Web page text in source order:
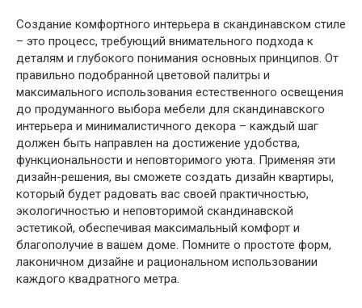
Создание комфортного интерьера в скандинавском стиле
– это процесс, требующий внимательного подхода к
деталям и глубокого понимания основных принципов. От
правильно подобранной цветовой палитры и
максимального использования естественного освещения
до продуманного выбора мебели для скандинавского
интерьера и минималистичного декора – каждый шаг
должен быть направлен на достижение удобства,
функциональности и неповторимого уюта. Применяя эти
дизайн-решения, вы сможете создать дизайн квартиры,
который будет радовать вас своей практичностью,
экологичностью и неповторимой скандинавской
эстетикой, обеспечивая максимальный комфорт и
благополучие в вашем доме. Помните о простоте форм,
лаконичном дизайне и рациональном использовании
каждого квадратного метра.